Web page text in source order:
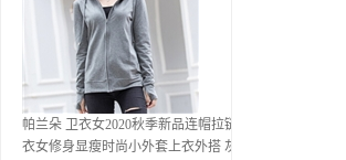
帕兰朵 卫衣女2020秋季新品连帽拉链卫
衣女修身显瘦时尚小外套上衣外搭 灰色